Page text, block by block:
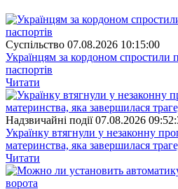
Суспiльство 07.08.2026 10:15:00
Українцям за кордоном спростили
паспортів
Читати
Надзвичайні події 07.08.2026
Українку втягнули у незаконну
материнства, яка завершилася
Читати